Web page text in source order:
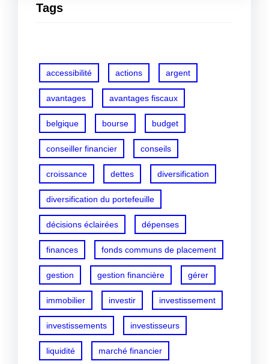
Tags
accessibilité actions argent
avantages avantages fiscaux
belgique bourse budget
conseiller financier conseils
croissance dettes diversification
diversification du portefeuille
décisions éclairées dépenses
finances fonds communs de placement
gestion gestion financière gérer
immobilier investir investissement
investissements investisseurs
liquidité marché financier